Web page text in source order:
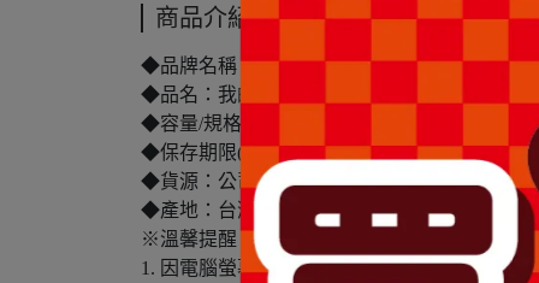
商品介紹
◆品牌名稱：我的美麗日記
◆品名：我的美麗日記皇室珍珠晶亮面膜(8入)
◆容量/規格：8入
◆保存期限(天)：1095天
◆貨源：公司貨
◆產地：台灣
※溫馨提醒：
1. 因電腦螢幕設定及個人觀感之差異，本賣